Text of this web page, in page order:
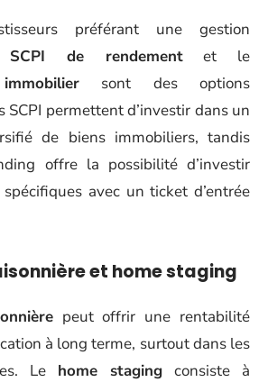
préférant une gestion
SCPI de rendementet le
sont des options
SCPI permettent d’investir dans un
de biens immobiliers, tandis
offre la possibilité d’investir
avec un ticket d’entrée
et home staging
peut offrir une rentabilité
à long terme, surtout dans les
Le home staging consiste à